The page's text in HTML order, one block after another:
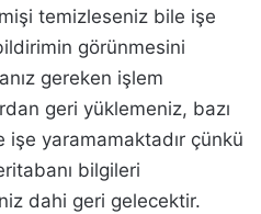
temizleseniz bile işe
görünmesini
gereken işlem
geri yüklemeniz, bazı
yaramamaktadır çünkü
bilgileri
dahi geri gelecektir.